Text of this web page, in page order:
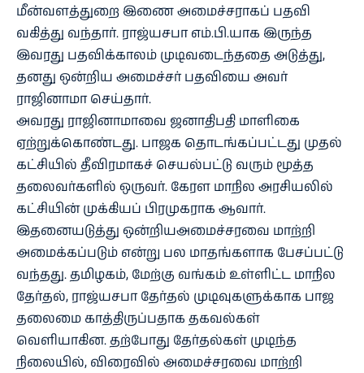
மீன்வளத்துறை இணை அமைச்சராகப் பதவி
வகித்து வந்தார். ராஜ்யசபா எம்.பி.யாக இருந்த
இவரது பதவிக்காலம் முடிவடைந்ததை அடுத்து,
தனது ஒன்றிய அமைச்சர் பதவியை அவர்
ராஜினாமா செய்தார்.
அவரது ராஜினாமாவை ஜனாதிபதி மாளிகை
ஏற்றுக்கொண்டது. பாஜக தொடங்கப்பட்டது முதல்
கட்சியில் தீவிரமாகச் செயல்பட்டு வரும் மூத்த
தலைவர்களில் ஒருவர். கேரள மாநில அரசியலில்
கட்சியின் முக்கியப் பிரமுகராக ஆவார்.
இதனையடுத்து ஒன்றியஅமைச்சரவை மாற்றி
அமைக்கப்படும் என்று பல மாதங்களாக பேசப்பட்டு
வந்தது. தமிழகம், மேற்கு வங்கம் உள்ளிட்ட மாநில
தேர்தல், ராஜ்யசபா தேர்தல் முடிவுகளுக்காக பாஜ
தலைமை காத்திருப்பதாக தகவல்கள்
வெளியாகின. தற்போது தேர்தல்கள் முடிந்த
நிலையில், விரைவில் அமைச்சரவை மாற்றி